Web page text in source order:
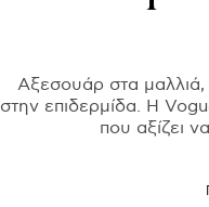
Αξεσουάρ στα
στην επιδερμίδα. Η
που αξίζει